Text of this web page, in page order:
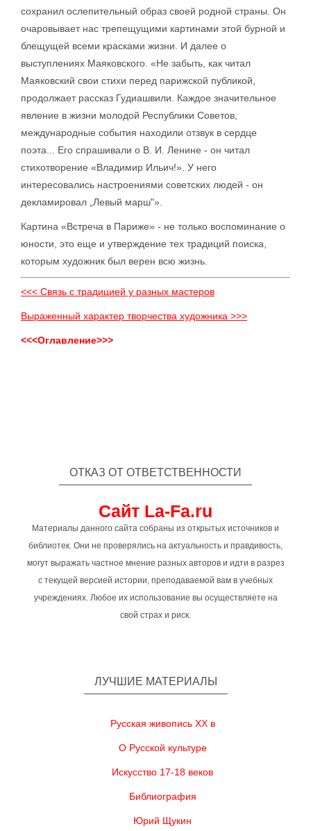
сохранил ослепительный образ своей родной страны. Он
очаровывает нас трепещущими картинами этой бурной и
блещущей всеми красками жизни. И далее о
выступлениях Маяковского. «Не забыть, как читал
Маяковский свои стихи перед парижской публикой,
продолжает рассказ Гудиашвили. Каждое значительное
явление в жизни молодой Республики Советов,
международные события находили отзвук в сердце
поэта... Его спрашивали о В. И. Ленине - он читал
стихотворение «Владимир Ильич!». У него
интересовались настроениями советских людей - он
декламировал „Левый марш"».
Картина «Встреча в Париже» - не только воспоминание о
юности, это еще и утверждение тех традиций поиска,
которым художник был верен всю жизнь.
<<< Связь с традицией у разных мастеров
Выраженный характер творчества художника >>>
<<<Оглавление>>>
ОТКАЗ ОТ ОТВЕТСТВЕННОСТИ
Сайт La-Fa.ru
Материалы данного сайта собраны из открытых источников и
библиотек. Они не проверялись на актуальность и правдивость,
могут выражать частное мнение разных авторов и идти в разрез
с текущей версией истории, преподаваемой вам в учебных
учреждениях. Любое их использование вы осуществляете на
свой страх и риск.
ЛУЧШИЕ МАТЕРИАЛЫ
Русская живопись XX в
О Русской культуре
Искусство 17-18 веков
Библиография
Юрий Щукин